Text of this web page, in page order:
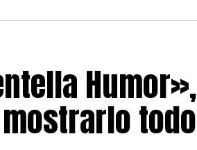
Humor»,
todo